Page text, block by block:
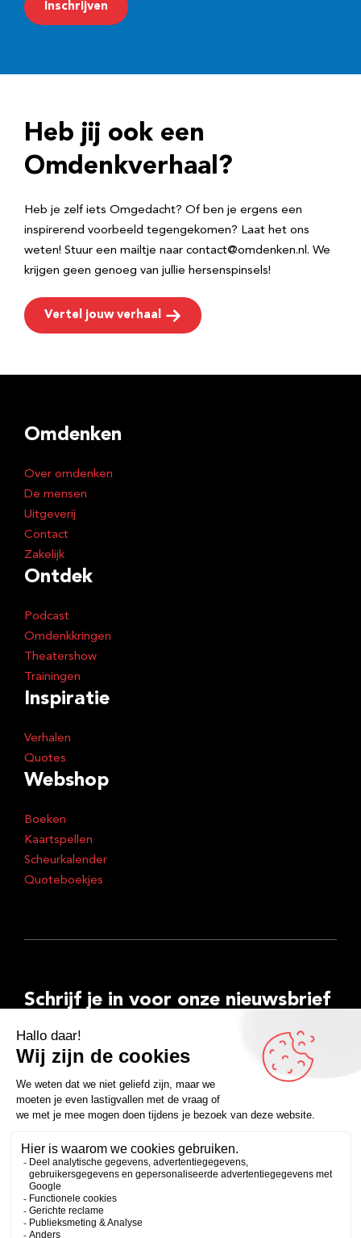
a
r
e
Inschrijven
Heb jij ook een
Omdenkverhaal?
Heb je zelf iets Omgedacht? Of ben je ergens een
inspirerend voorbeeld tegengekomen? Laat het ons
weten! Stuur een mailtje naar contact@omdenken.nl. We
krijgen geen genoeg van jullie hersenspinsels!
Vertel jouw verhaal
Omdenken
Over omdenken
De mensen
Uitgeverij
Contact
Zakelijk
Ontdek
Podcast
Omdenkkringen
Theatershow
Trainingen
Inspiratie
Verhalen
Quotes
Webshop
Boeken
Kaartspellen
Scheurkalender
Quoteboekjes
Schrijf je in voor onze nieuwsbrief
E-
mailadres
Inschrijven
FacebookInstagramLinkedInYouTubeSpotify